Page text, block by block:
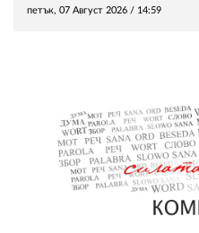
петък, 07 Август 2026 / 14:59